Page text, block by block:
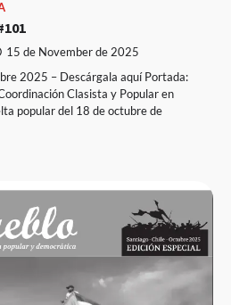
15 de November de 2025
2025 – Descárgala aquí Portada:
Clasista y Popular en
popular del 18 de octubre de